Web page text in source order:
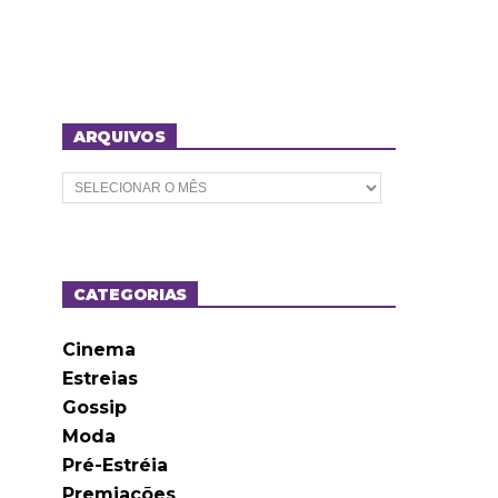
ARQUIVOS
A
r
o
sCATEGORIAS
Cinema
Estreias
Gossip
Moda
Pré-Estréia